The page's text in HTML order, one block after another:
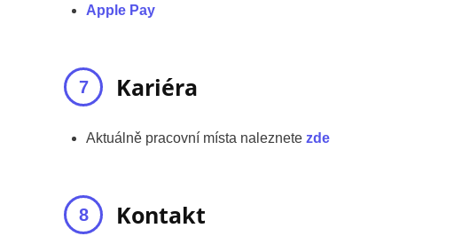
Apple Pay
Kariéra
Aktuálně pracovní místa naleznete zde
Kontakt